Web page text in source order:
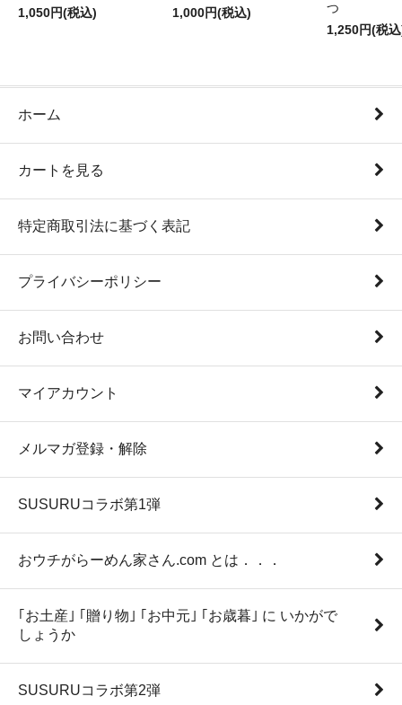
1,050円(税込)
1,000円(税込)
つ
1,250円(税
ホーム
カートを見る
特定商取引法に基づく表記
プライバシーポリシー
お問い合わせ
マイアカウント
メルマガ登録・解除
SUSURUコラボ第1弾
おウチがらーめん家さん.com とは．．．
｢お土産｣ ｢贈り物｣ ｢お中元｣ ｢お歳暮｣ に いかがで
しょうか
SUSURUコラボ第2弾